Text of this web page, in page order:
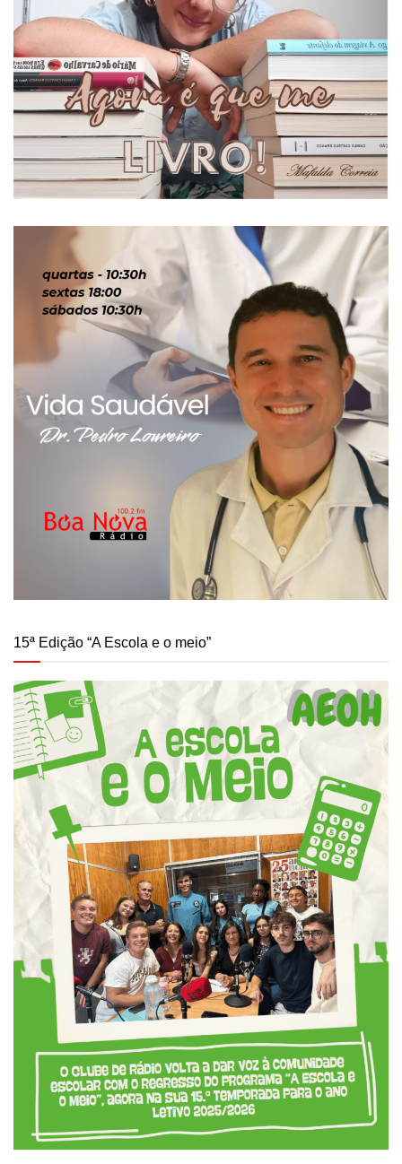
15ª Edição “A Escola e o meio”